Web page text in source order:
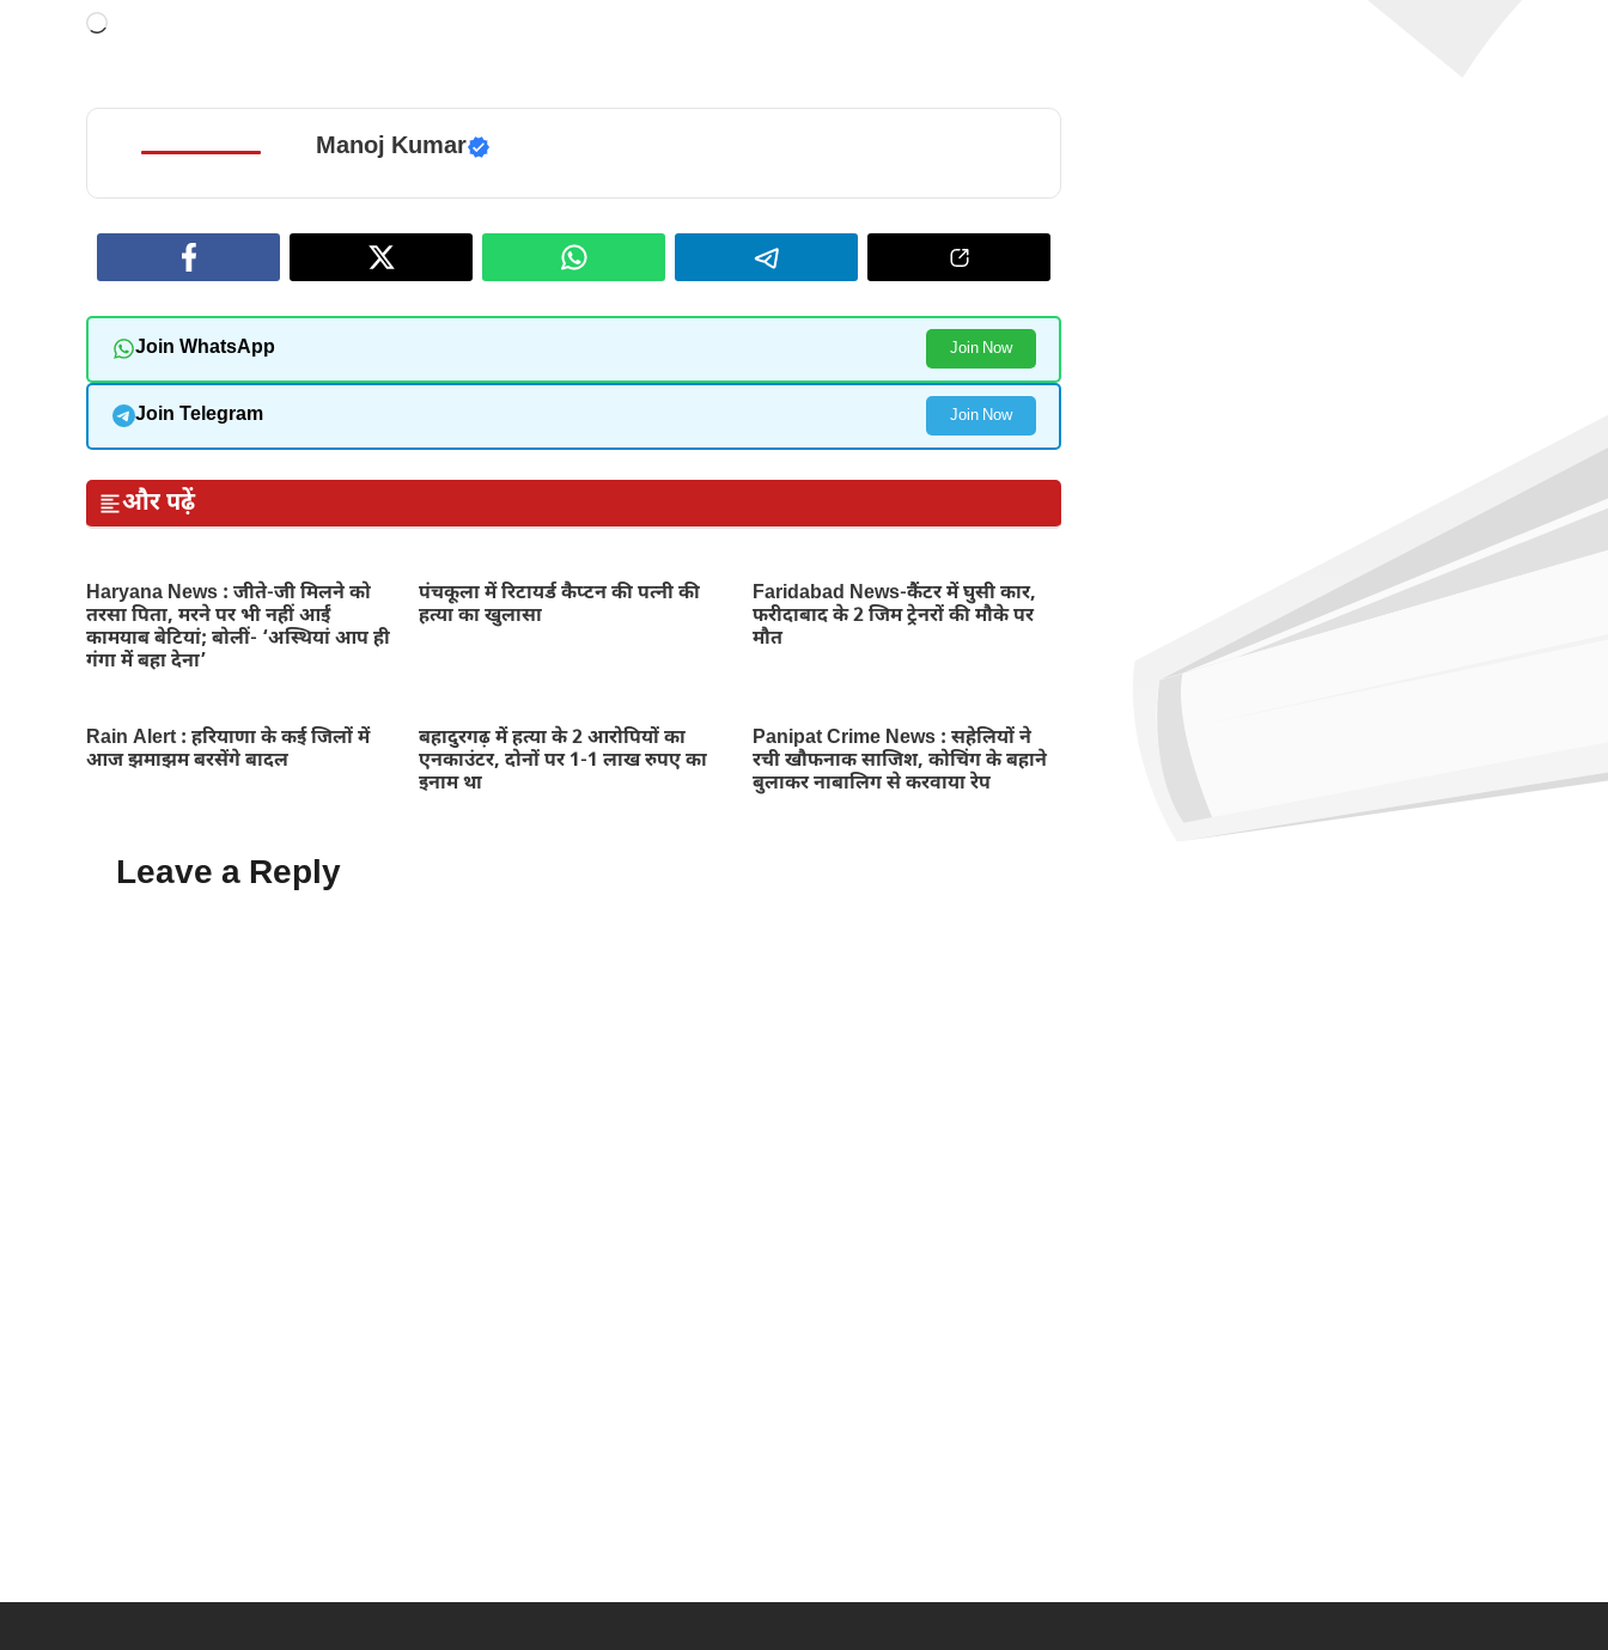
Loading…
Manoj Kumar
Join WhatsApp Join Now
Join Telegram Join Now
और पढ़ें
Haryana News : जीते-जी मिलने को
तरसा पिता, मरने पर भी नहीं आईं
कामयाब बेटियां; बोलीं- ‘अस्थियां आप ही
गंगा में बहा देना’
पंचकूला में रिटायर्ड कैप्टन की पत्नी की
हत्या का खुलासा
Faridabad News-कैंटर में घुसी कार,
फरीदाबाद के 2 जिम ट्रेनरों की मौके पर
मौत
Rain Alert : हरियाणा के कई जिलों में
आज झमाझम बरसेंगे बादल
बहादुरगढ़ में हत्या के 2 आरोपियों का
एनकाउंटर, दोनों पर 1-1 लाख रुपए का
इनाम था
Panipat Crime News : सहेलियों ने
रची खौफनाक साजिश, कोचिंग के बहाने
बुलाकर नाबालिग से करवाया रेप
Leave a Reply